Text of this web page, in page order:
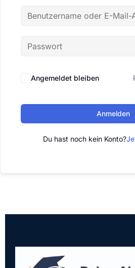
Angemeldet bleiben
Anmelden
Du hast noch kein Konto?